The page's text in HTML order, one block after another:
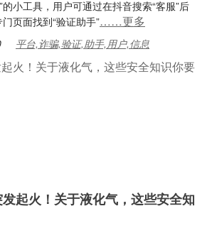
小工具，用户可通过在抖音搜索“客服”后
页面找到“验证助手”……更多
平台,诈骗,验证,助手,用户,信息
起火！关于液化气，这些安全知